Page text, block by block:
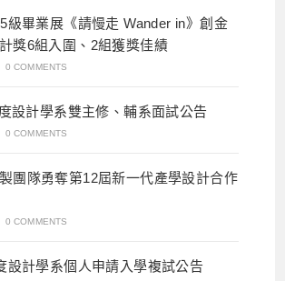
級畢業展《請慢走 Wander in》創金
獎6組入圍、2組獲獎佳績
0 COMMENTS
設計學系雙主修、輔系面試公告
0 COMMENTS
團隊勇奪第12屆新一代產學設計合作
0 COMMENTS
設計學系個人申請入學複試公告